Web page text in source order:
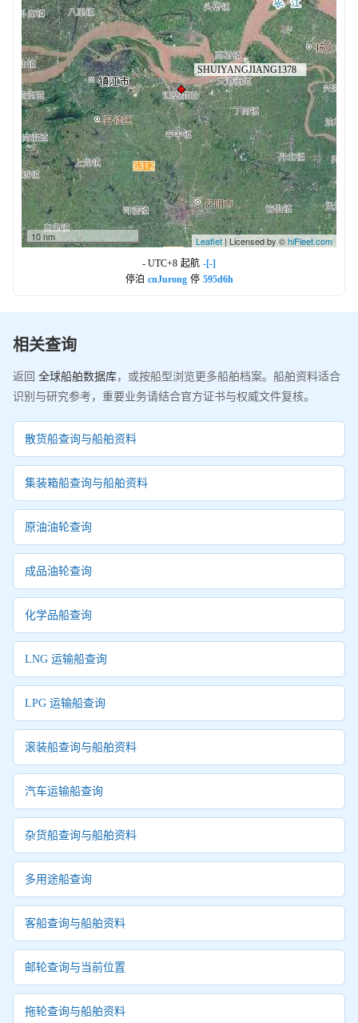
10 nm Leaflet | Licensed by ©hiFleet.com
- UTC+8 起航 -[-]
停泊 cnJurong 停 595d6h
相关查询
返回 全球船舶数据库，或按船型浏览更多船舶档案。船舶资料适合
识别与研究参考，重要业务请结合官方证书与权威文件复核。
散货船查询与船舶资料
集装箱船查询与船舶资料
原油油轮查询
成品油轮查询
化学品船查询
LNG 运输船查询
LPG 运输船查询
滚装船查询与船舶资料
汽车运输船查询
杂货船查询与船舶资料
多用途船查询
客船查询与船舶资料
邮轮查询与当前位置
拖轮查询与船舶资料